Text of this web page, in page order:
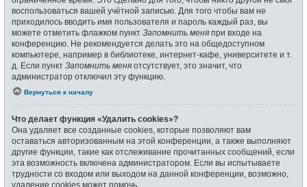
воспользоваться вашей учётной записью. Для того чтобы вам не
приходилось вводить имя пользователя и пароль каждый раз, вы
можете отметить флажком пункт Запомнить меня при входе на
конференцию. Не рекомендуется делать это на общедоступном
компьютере, например в библиотеке, интернет-кафе, университете и т.
д. Если пункт Запомнить меня отсутствует, это значит, что
администратор отключил эту функцию.
Вернуться к началу
Что делает функция «Удалить cookies»?
Она удаляет все созданные cookies, которые позволяют вам
оставаться авторизованным на этой конференции, а также выполняют
другие функции, такие как отслеживание прочитанных сообщений, если
эта возможность включена администратором. Если вы испытываете
трудности со входом или выходом на данной конференции, возможно,
удаление cookies может помочь.